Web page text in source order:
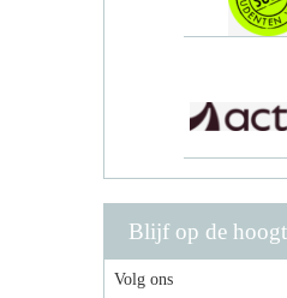
Blijf op de
Volg ons